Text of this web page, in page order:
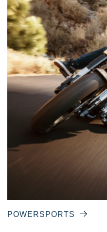
POWERSPORTS